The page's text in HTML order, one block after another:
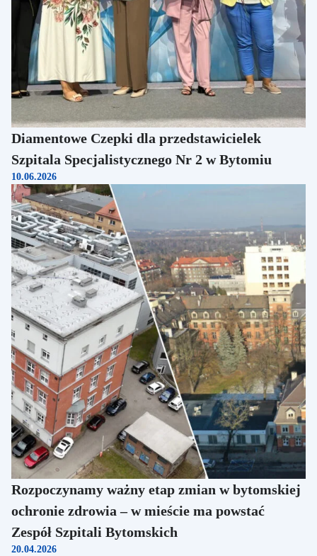
Diamentowe Czepki dla przedstawicielek
Szpitala Specjalistycznego Nr 2 w Bytomiu
10.06.2026
Rozpoczynamy ważny etap zmian w bytomskiej
ochronie zdrowia – w mieście ma powstać
Zespół Szpitali Bytomskich
20.04.2026